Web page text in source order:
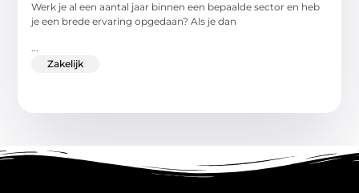
Werk je al een aantal jaar binnen een bepaalde sector en heb
je een brede ervaring opgedaan? Als je dan
Zakelijk